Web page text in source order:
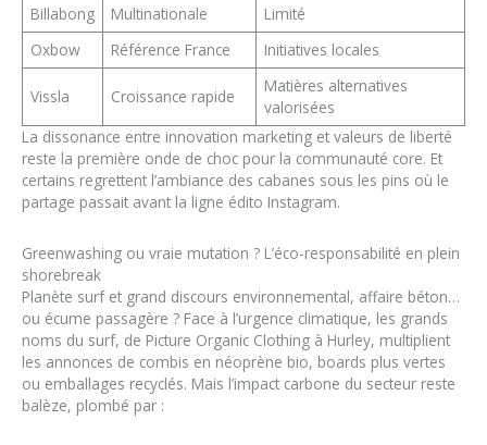
Billabong
Multinationale
Limité
Oxbow
Référence France Initiatives locales
Vissla Croissance rapide
Matières alternatives
valorisées
La dissonance entre innovation marketing et valeurs de liberté
reste la première onde de choc pour la communauté core. Et
certains regrettent l’ambiance des cabanes sous les pins où le
partage passait avant la ligne édito Instagram.
Greenwashing ou vraie mutation ? L’éco-responsabilité en plein
shorebreak
Planète surf et grand discours environnemental, affaire béton…
ou écume passagère ? Face à l’urgence climatique, les grands
noms du surf, de Picture Organic Clothing à Hurley, multiplient
les annonces de combis en néoprène bio, boards plus vertes
ou emballages recyclés. Mais l’impact carbone du secteur reste
balèze, plombé par :